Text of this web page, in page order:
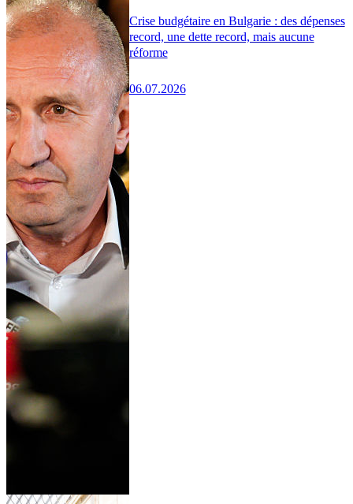
Crise budgétaire en Bulgarie : des dépenses
record, une dette record, mais aucune
réforme
06.07.2026